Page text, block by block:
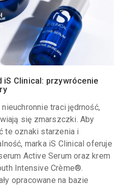
iS Clinical: przywrócenie
traci jędrność,
się zmarszczki. Aby
te oznaki starzenia i
marka iS Clinical oferuje
Active Serum oraz krem
Intensive Crème®.
opracowane na bazie